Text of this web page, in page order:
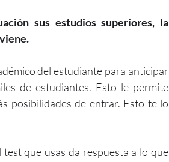
sus estudios superiores, la
del estudiante para anticipar
de estudiantes. Esto le permite
posibilidades de entrar. Esto te lo
que usas da respuesta a lo que